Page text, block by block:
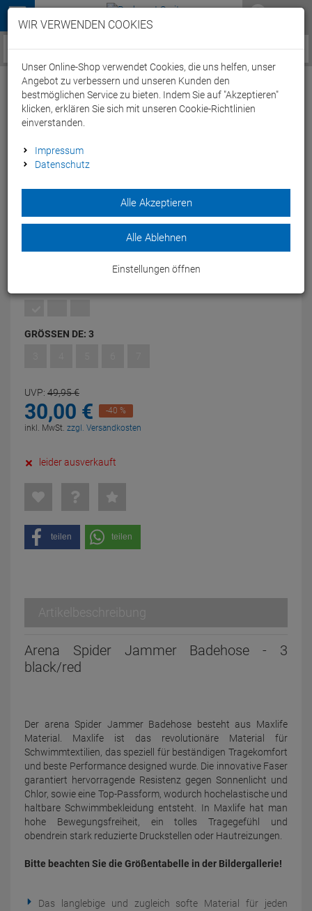
Menü
Service / Hilfe
Arena Spider Jammer Badehose - 3
black/red
Der arena Spider Jammer Badehose besteht aus Maxlife
Materia, das speziell für beständigen Tragekomfort und beste
GRÖSSEN DE: 3
UVP: 49,95€
30,00 €
-40 %
inkl. MwSt. zzgl. Versandkosten
leider ausverkauft
teilen teilen
Artikelbeschreibung
Arena Spider Jammer Badehose - 3
black/red
Der arena Spider Jammer Badehose besteht aus Maxlife
Material. Maxlife ist das revolutionäre Material für
Schwimmtextilien, das speziell für beständigen Tragekomfort
und beste Performance designed wurde. Die innovative Faser
garantiert hervorragende Resistenz gegen Sonnenlicht und
Chlor, sowie eine Top-Passform, wodurch hochelastische und
haltbare Schwimmbekleidung entsteht. In Maxlife hat man
hohe Bewegungsfreiheit, ein tolles Tragegefühl und
obendrein stark reduzierte Druckstellen oder Hautreizungen.
Bitte beachten Sie die Größentabelle in der Bildergallerie!
Das langlebige und zugleich softe Material für jeden
WIR VERWENDEN COOKIES
Unser Online-Shop verwendet Cookies, die uns helfen, unser
Angebot zu verbessern und unseren Kunden den
bestmöglichen Service zu bieten. Indem Sie auf "Akzeptieren"
klicken, erklären Sie sich mit unseren Cookie-Richtlinien
einverstanden.
Impressum
Datenschutz
Alle Akzeptieren
Alle Ablehnen
Einstellungen öffnen